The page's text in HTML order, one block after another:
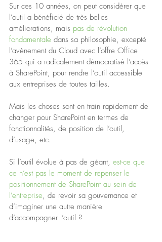
Sur ces 10 années, on peut considérer que
l’outil a bénéficié de très belles
améliorations, mais pas de révolution
fondamentale dans sa philosophie, excepté
l’avènement du Cloud avec l’offre Office
365 qui a radicalement démocratisé l’accès
à SharePoint, pour rendre l’outil accessible
aux entreprises de toutes tailles.
Mais les choses sont en train rapidement de
changer pour SharePoint en termes de
fonctionnalités, de position de l’outil,
d’usage, etc.
Si l’outil évolue à pas de géant, est-ce que
ce n’est pas le moment de repenser le
positionnement de SharePoint au sein de
l’entreprise, de revoir sa gouvernance et
d’imaginer une autre manière
d’accompagner l’outil ?